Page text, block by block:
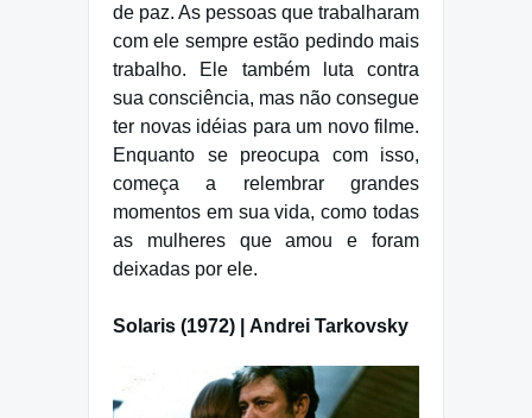
de paz. As pessoas que trabalharam
com ele sempre estão pedindo mais
trabalho. Ele também luta contra
sua consciência, mas não consegue
ter novas idéias para um novo filme.
Enquanto se preocupa com isso,
começa a relembrar grandes
momentos em sua vida, como todas
as mulheres que amou e foram
deixadas por ele.
Solaris (1972) | Andrei Tarkovsky